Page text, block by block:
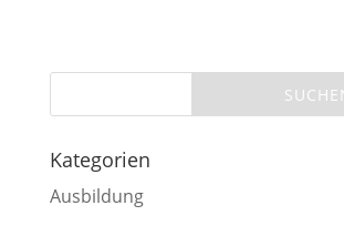
Kategorien
Ausbildung